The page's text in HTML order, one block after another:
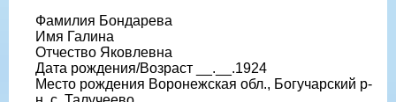
Фамилия Бондарева
Имя Галина
Отчество Яковлевна
Дата рождения/Возраст __.__.1924
Место рождения Воронежская обл., Богучарский р-